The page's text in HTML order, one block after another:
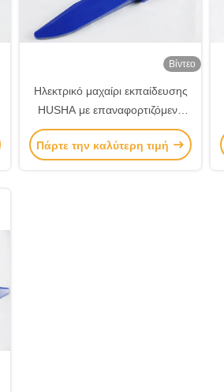
Βίντεο
Ηλεκτρικό μαχαίρι εκπαίδευσης
HUSHA με επαναφορτιζόμενη
μπαταρία υψηλής τάσης και
διακόπτη ασφαλείας για την
Πάρτε την καλύτερη τιμή